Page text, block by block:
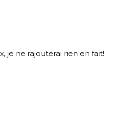
je ne rajouterai rien en fait!